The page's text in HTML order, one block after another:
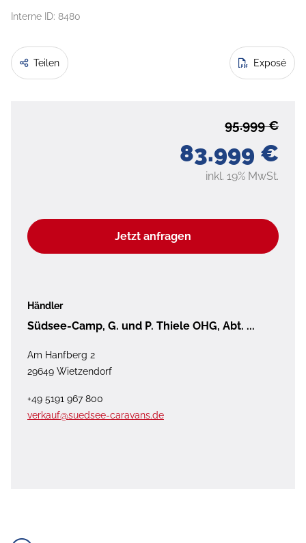
Interne ID: 8480
Teilen Exposé
83.999 €
95.999 €
inkl. 19% MwSt.
Jetzt anfragen
Händler
Südsee-Camp, G. und P. Thiele OHG, Abt. ...
Am Hanfberg 2
29649 Wietzendorf
+49 5191 967 800
verkauf@suedsee-caravans.de